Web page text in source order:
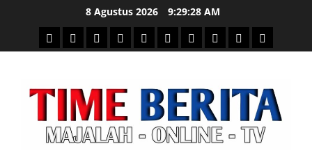
content
8 Agustus 2026 9:29:30 AM
HEADLINE
PARESULSELBAR
POLITIKHUKRIMNASIONAL
PENKESSPORTAINMENT
DUNIAMEDSOS